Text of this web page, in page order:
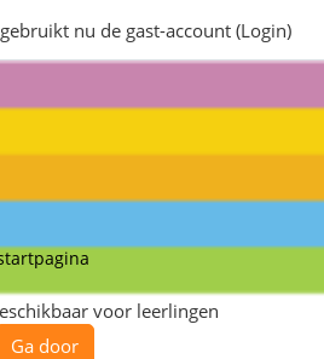
gebruikt nu de gast-account (Login)
voor leerlingen
Ga door